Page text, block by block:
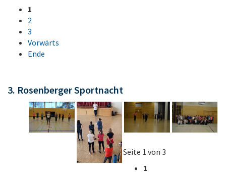
1
2
3
Vorwärts
Ende
3. Rosenberger Sportnacht
Seite 1 von 3
1